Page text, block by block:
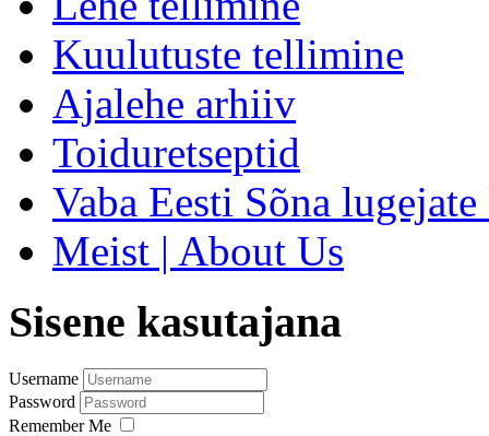
Kuulutuste tellimine
Ajalehe arhiiv
Toiduretseptid
Vaba Eesti Sõna
Meist | About Us
Sisene kasutajana
Username
Password
Remember Me